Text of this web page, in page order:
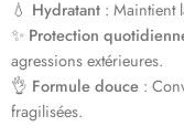
💧 Hydratant : Maintient
✨ Protection
agressions extérieures.
👌 Formule douce :
fragilisées.